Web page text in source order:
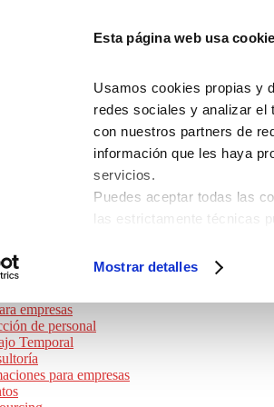
Esta página web usa
Usamos cookies propias y
redes sociales y analizar el
con nuestros partners de
información que les haya
servicios.
Puedes aceptar todas las
las estrictamente técnicas
Consulta nuestra
Política
de la página.
Mostrar detalles
· ¡APÚNTATE!
trabajo
empresas
de personal
Temporal
para empresas